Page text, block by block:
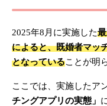
2025年8月に実施した
によると、既婚者マッ
となっていることが明
ここでは、実施したア
チングアプリの実態」